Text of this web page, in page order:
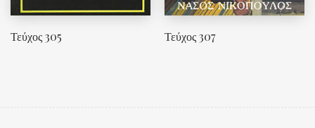
Τεύχος 305 Τεύχος 307